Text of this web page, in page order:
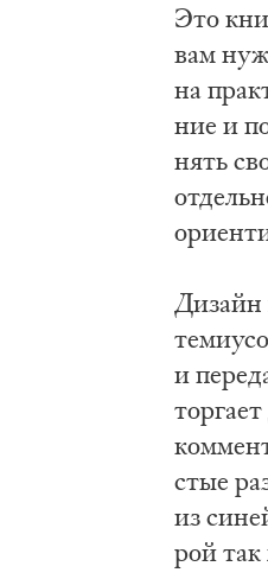
Это
вам
на
ние и
нять
Ди­зайн
и
стые
из
рой